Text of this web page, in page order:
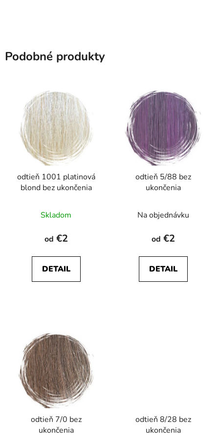
Podobné produkty
odtieň 1001 platinová
blond bez ukončenia
Skladom
od €2
DETAIL
odtieň 5/88 bez
ukončenia
Na objednávku
od €2
DETAIL
odtieň 7/0 bez
ukončenia
odtieň 8/28 bez
ukončenia